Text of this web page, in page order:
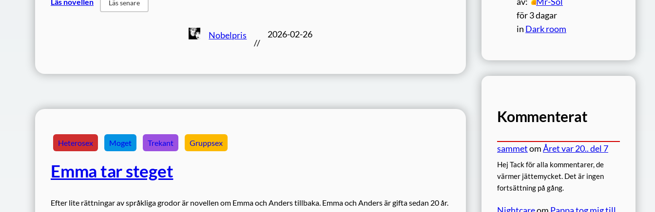
Läs senare
Nobelpris
//
2026-02-26
Heterosex Moget Trekant Gruppsex
Emma tar steget
Efter lite rättningar av språkliga grodor är novellen om Emma och Anders tillbaka. Emma och Anders är gifta sedan 20 år.
för 3 dagar
in Dark room
Kommenterat
sammetomÅret var 20.. del 7
Hej Tack för alla kommentarer, de
värmer jättemycket. Det är ingen
fortsättning på gång.